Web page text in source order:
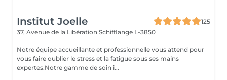
Institut Joelle
125
37, Avenue de la Libération Schifflange L-3850
Notre équipe accueillante et professionnelle vous attend pour
vous faire oublier le stress et la fatigue sous ses mains
expertes.Notre gamme de soin i...